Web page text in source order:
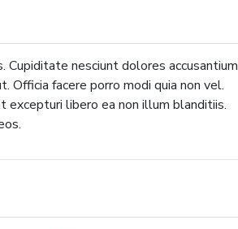
nesciunt dolores accusantium
Officia facere porro modi quia non vel.
excepturi libero ea non illum blanditiis.